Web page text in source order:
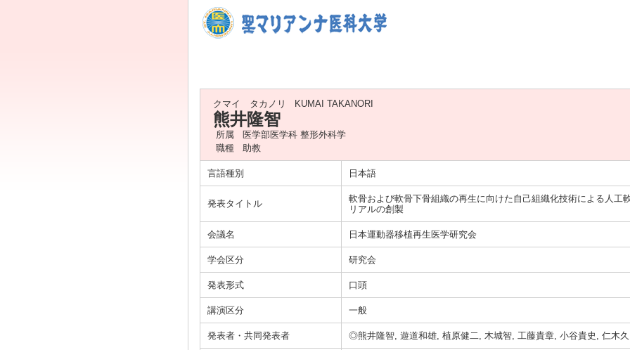
クマイ タカノリ KUMAI TAKANORI
熊井隆智
所属
医学部医学科 整形外科学
職種
助教
言語種別 日本語
発表タイトル
軟骨および軟骨下骨組織の再生に向けた自己組織化技術による人工
リアルの創製
会議名 日本運動器移植再生医学研究会
学会区分 研究会
発表形式 口頭
講演区分 一般
発表者・共同発表者 ◎熊井隆智, 遊道和雄, 植原健二, 木城智, 工藤貴章, 小谷貴史, 仁木